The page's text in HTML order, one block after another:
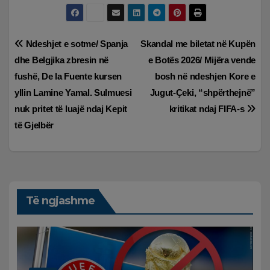
Lëvizje
te
postimet
Skandal me biletat në Kupën
e Botës 2026/ Mijëra vende
bosh në ndeshjen Kore e
Jugut-Çeki, “shpërthejnë”
kritikat ndaj FIFA-s
Ndeshjet e sotme/ Spanja
dhe Belgjika zbresin në
fushë, De la Fuente kursen
yllin Lamine Yamal. Sulmuesi
nuk pritet të luajë ndaj Kepit
të Gjelbër
Të ngjashme